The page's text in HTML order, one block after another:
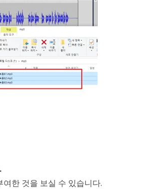
한 것을 보실 수 있습니다.